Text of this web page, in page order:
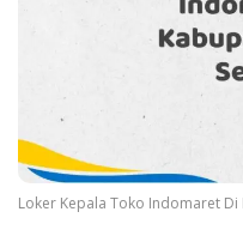
Loker Kepala Toko Indomaret Di